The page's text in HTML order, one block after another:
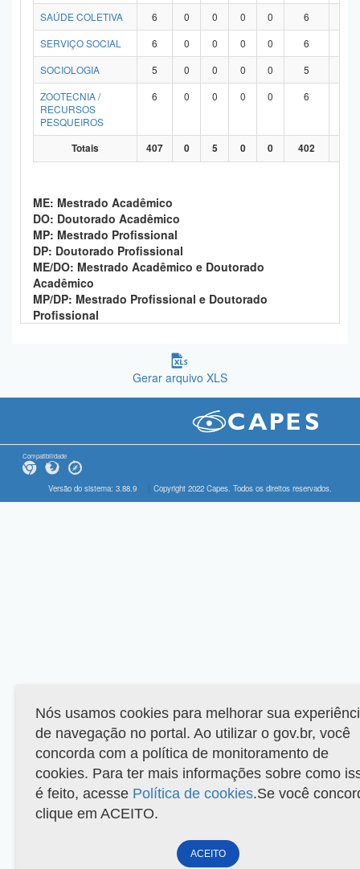
SAÚDE COLETIVA
6 0 0 0 0 6
SERVIÇO SOCIAL
6 0 0 0 0 6
SOCIOLOGIA
5 0 0 0 0 5
ZOOTECNIA /
RECURSOS
PESQUEIROS
6 0 0 0 0 6
Totais 407 0 5 0 0 402
ME: Mestrado Acadêmico
DO: Doutorado Acadêmico
MP: Mestrado Profissional
DP: Doutorado Profissional
ME/DO: Mestrado Acadêmico e Doutorado
Acadêmico
MP/DP: Mestrado Profissional e Doutorado
Profissional
Gerar arquivo XLS
Compatibilidade
Versão do sistema: 3.88.9 Copyright 2022 Capes. Todos os direitos reservados.
Nós usamos cookies para melhorar sua
de navegação no portal. Ao utilizar o gov.br, você
concorda com a política de monitoramento de
cookies. Para ter mais informações sobre como
é feito, acesse Política de cookies.Se você
clique em ACEITO.
ACEITO